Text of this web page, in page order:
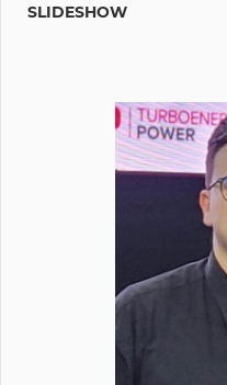
SLIDESHOW